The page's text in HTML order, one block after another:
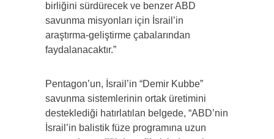
birliğini sürdürecek ve benzer ABD
savunma misyonları için İsrail’in
araştırma-geliştirme çabalarından
faydalanacaktır.”
Pentagon’un, İsrail’in “Demir Kubbe”
savunma sistemlerinin ortak üretimini
desteklediği hatırlatılan belgede, “ABD’nin
İsrail’in balistik füze programına uzun